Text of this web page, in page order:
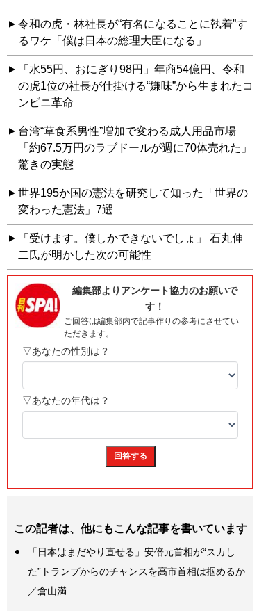
令和の虎・林社長が“有名になることに執着”す
るワケ「僕は日本の総理大臣になる」
「水55円、おにぎり98円」年商54億円、令和
の虎1位の社長が仕掛ける“嫌味”から生まれたコ
ンビニ革命
台湾“草食系男性”増加で変わる成人用品市場
「約67.5万円のラブドールが週に70体売れた」
驚きの実態
世界195か国の憲法を研究して知った「世界の
変わった憲法」7選
「受けます。僕しかできないでしょ」 石丸伸
二氏が明かした次の可能性
この記者は、他にもこんな記事を書いています
「日本はまだやり直せる」安倍元首相が“スカし
た”トランプからのチャンスを高市首相は掴めるか
／倉山満